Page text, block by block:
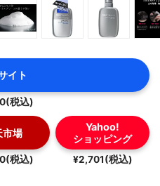
イト
税込)
市場
税込)
Yahoo!
ショッピング
¥2,701(税込)